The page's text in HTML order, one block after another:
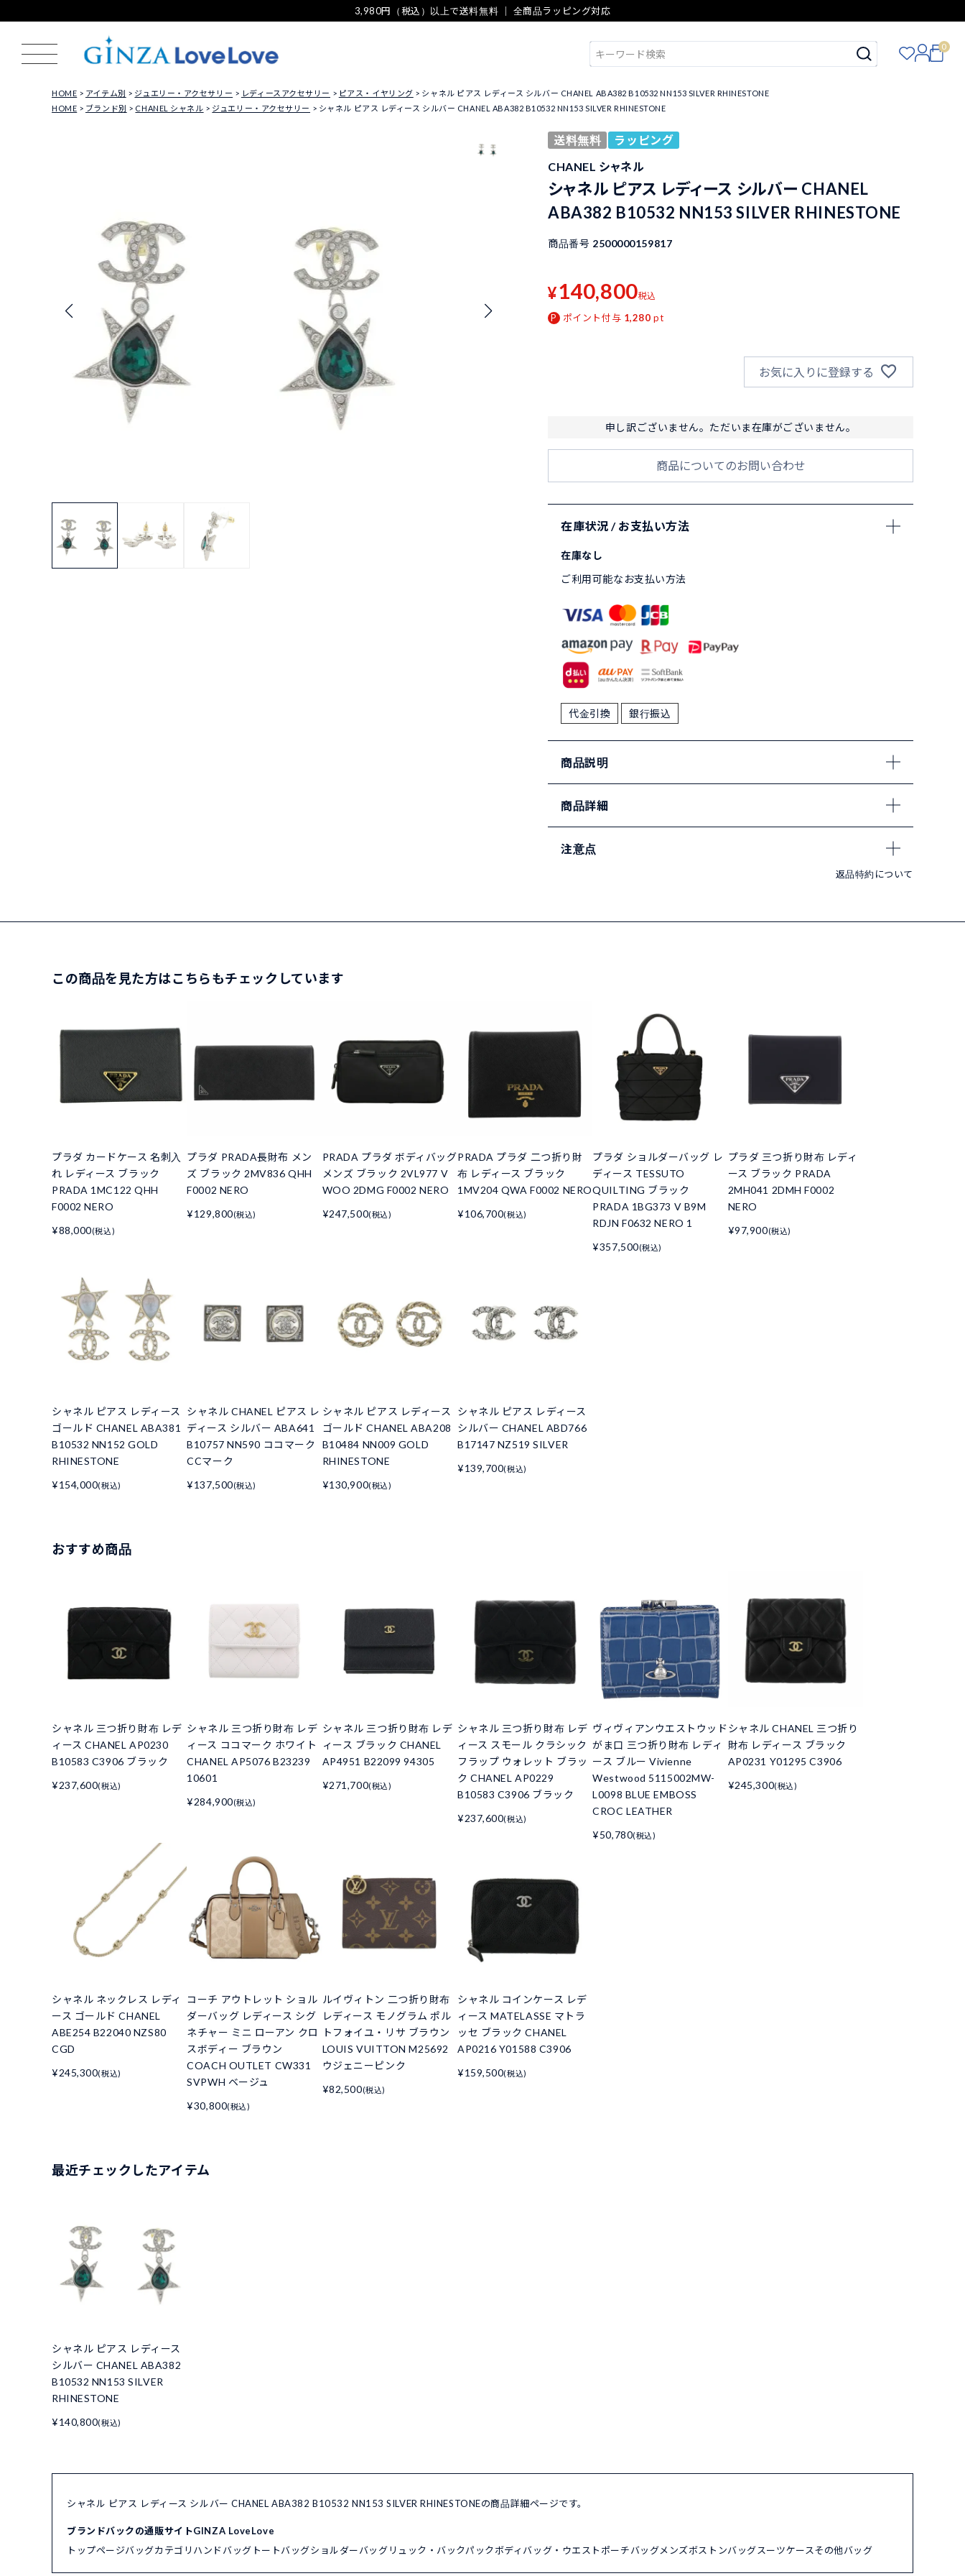
3,980円（税込）以上で送料無料 ｜ 全商品ラッピング対応
0
HOME アイテム別 ジュエリー・アクセサリー レディースアクセサリー ピアス・イヤリング
シャネル ピアス レディース シルバー CHANEL ABA382 B10532 NN153 SILVER RHINESTONE
HOME
ブランド別 CHANEL シャネル ジュエリー・アクセサリー シャネル ピアス レディース シルバー CHANEL ABA382 B10532 NN153 SILVER RHINESTONE
送料無料
ラッピング
CHANEL シャネル
シャネル ピアス レディース シルバー CHANEL
ABA382 B10532 NN153 SILVER RHINESTONE
商品番号 2500000159817
¥140,800税込
ポイント付与 1,280 pt
お気に入りに登録する
申し訳ございません。ただいま在庫がございません。
商品についてのお問い合わせ
在庫状況 / お支払い方法
在庫なし
ご利用可能なお支払い方法
代金引換 銀行振込
商品説明
商品詳細
注意点
返品特約について
この商品を見た方はこちらもチェックしています
プラダ カードケース 名刺入
れ レディース ブラック
PRADA 1MC122 QHH
F0002 NERO
¥88,000(税込)
プラダ PRADA長財布 メン
ズ ブラック 2MV836 QHH
F0002 NERO
¥129,800(税込)
PRADA プラダ ボディバッグ
メンズ ブラック 2VL977 V
WOO 2DMG F0002 NERO
¥247,500(税込)
PRADA プラダ 二つ折り財
布 レディース ブラック
1MV204 QWA F0002 NERO
¥106,700(税込)
プラダ ショルダーバッグ レ
ディース TESSUTO
QUILTING ブラック
PRADA 1BG373 V B9M
RDJN F0632 NERO 1
¥357,500(税込)
プラダ 三つ折り財布 レディ
ース ブラック PRADA
2MH041 2DMH F0002
NERO
¥97,900(税込)
シャネル ピアス レディース
ゴールド CHANEL ABA381
B10532 NN152 GOLD
RHINESTONE
¥154,000(税込)
シャネル CHANEL ピアス レ
ディース シルバー ABA641
B10757 NN590 ココマーク
CCマーク
¥137,500(税込)
シャネル ピアス レディース
ゴールド CHANEL ABA208
B10484 NN009 GOLD
RHINESTONE
¥130,900(税込)
シャネル ピアス レディース
シルバー CHANEL ABD766
B17147 NZ519 SILVER
¥139,700(税込)
おすすめ商品
シャネル 三つ折り財布 レデ
ィース CHANEL AP0230
B10583 C3906 ブラック
¥237,600(税込)
シャネル 三つ折り財布 レデ
ィース ココマーク ホワイト
CHANEL AP5076 B23239
10601
¥284,900(税込)
シャネル 三つ折り財布 レデ
ィース ブラック CHANEL
AP4951 B22099 94305
¥271,700(税込)
シャネル 三つ折り財布 レデ
ィース スモール クラシック
フラップ ウォレット ブラッ
ク CHANEL AP0229
B10583 C3906 ブラック
¥237,600(税込)
ヴィヴィアンウエストウッド
がま口 三つ折り財布 レディ
ース ブルー Vivienne
Westwood 5115002MW-
L0098 BLUE EMBOSS
CROC LEATHER
¥50,780(税込)
シャネル CHANEL 三つ折り
財布 レディース ブラック
AP0231 Y01295 C3906
¥245,300(税込)
シャネル ネックレス レディ
ース ゴールド CHANEL
ABE254 B22040 NZS80
CGD
¥245,300(税込)
コーチ アウトレット ショル
ダーバッグ レディース シグ
ネチャー ミニ ローアン クロ
スボディー ブラウン
COACH OUTLET CW331
SVPWH ベージュ
¥30,800(税込)
ルイヴィトン 二つ折り財布
レディース モノグラム ポル
トフォイユ・リサ ブラウン
LOUIS VUITTON M25692
ウジェニーピンク
¥82,500(税込)
シャネル コインケース レデ
ィース MATELASSE マトラ
ッセ ブラック CHANEL
AP0216 Y01588 C3906
¥159,500(税込)
最近チェックしたアイテム
シャネル ピアス レディース
シルバー CHANEL ABA382
B10532 NN153 SILVER
RHINESTONE
¥140,800(税込)
シャネル ピアス レディース シルバー CHANEL ABA382 B10532 NN153 SILVER RHINESTONEの商品詳細ページです。
ブランドバックの通販サイトGINZA LoveLove
トップページバッグカテゴリ ハンドバッグ トートバッグショルダーバッグリュック・バックパックボディバッグ・ウエストポーチバッグメンズボストンバッグスーツケースその他バッグ